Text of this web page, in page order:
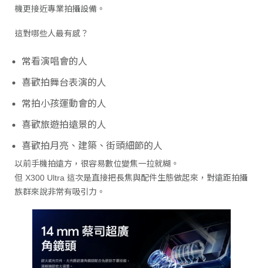
機更接近專業拍攝設備。
這對哪些人最有感？
常看演唱會的人
喜歡拍舞台表演的人
常拍小孩運動會的人
喜歡旅遊拍遠景的人
喜歡拍月亮、建築、街頭細節的人
以前手機拍遠方，很容易數位變焦一拉就糊。
但 X300 Ultra 這次是直接把長焦與配件生態做起來，對遠距拍攝
族群來說非常有吸引力。